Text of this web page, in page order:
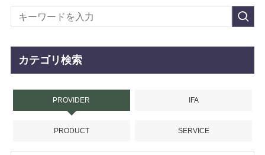
カテゴリ検索
PROVIDER IFA
PRODUCT SERVICE